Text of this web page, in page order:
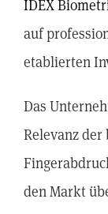
IDEX
auf
etablierten
Das
Relevanz
den Markt